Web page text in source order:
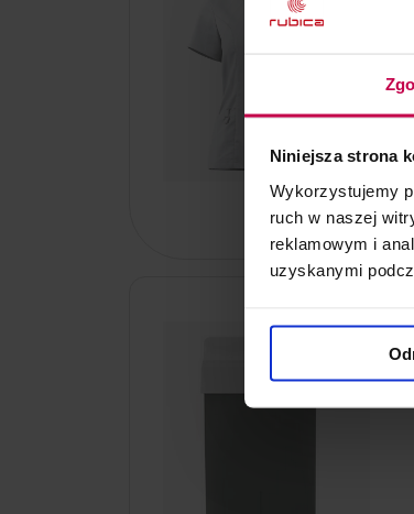
Niniejsza strona
Wykorzystujemy
ruch w naszej
reklamowym i
uzyskanymi
i